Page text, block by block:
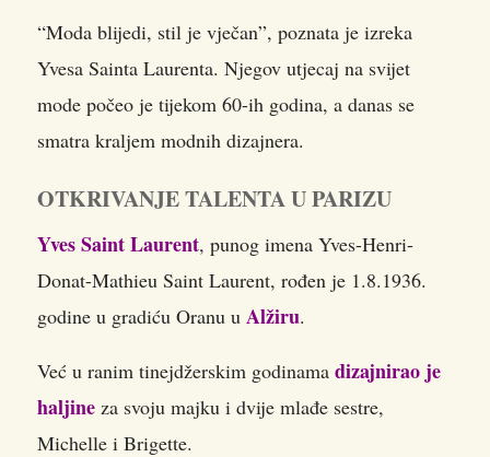
“Moda blijedi, stil je vječan”, poznata je izreka
Yvesa Sainta Laurenta. Njegov utjecaj na svijet
mode počeo je tijekom 60-ih godina, a danas se
smatra kraljem modnih dizajnera.
OTKRIVANJE TALENTA U PARIZU
Yves Saint Laurent, punog imena Yves-Henri-
Donat-Mathieu Saint Laurent, rođen je 1.8.1936.
godine u gradiću Oranu u Alžiru.
Već u ranim tinejdžerskim godinama dizajnirao je
haljine za svoju majku i dvije mlađe sestre,
Michelle i Brigette.